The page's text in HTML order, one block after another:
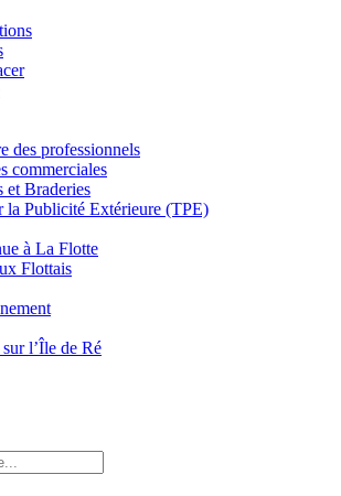
des professionnels
commerciales
et Braderies
la Publicité Extérieure (TPE)
à La Flotte
Flottais
l’Île de Ré